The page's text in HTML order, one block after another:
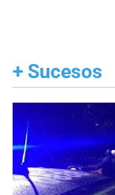
+ Sucesos